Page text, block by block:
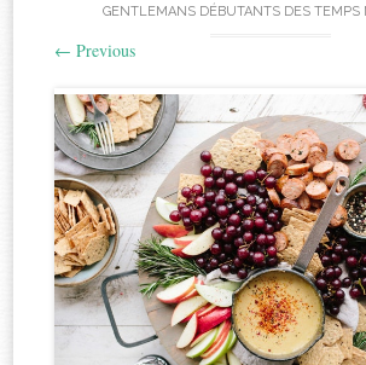
GENTLEMANS DÉBUTANTS DES TEMPS
← Previous